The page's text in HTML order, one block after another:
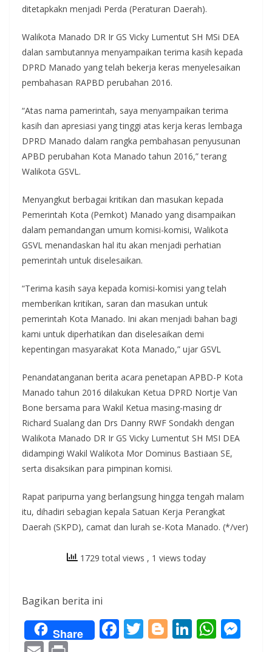
ditetapkakn menjadi Perda (Peraturan Daerah).
Walikota Manado DR Ir GS Vicky Lumentut SH MSi DEA
dalan sambutannya menyampaikan terima kasih kepada
DPRD Manado yang telah bekerja keras menyelesaikan
pembahasan RAPBD perubahan 2016.
“Atas nama pamerintah, saya menyampaikan terima
kasih dan apresiasi yang tinggi atas kerja keras lembaga
DPRD Manado dalam rangka pembahasan penyusunan
APBD perubahan Kota Manado tahun 2016,” terang
Walikota GSVL.
Menyangkut berbagai kritikan dan masukan kepada
Pemerintah Kota (Pemkot) Manado yang disampaikan
dalam pemandangan umum komisi-komisi, Walikota
GSVL menandaskan hal itu akan menjadi perhatian
pemerintah untuk diselesaikan.
“Terima kasih saya kepada komisi-komisi yang telah
memberikan kritikan, saran dan masukan untuk
pemerintah Kota Manado. Ini akan menjadi bahan bagi
kami untuk diperhatikan dan diselesaikan demi
kepentingan masyarakat Kota Manado,” ujar GSVL
Penandatanganan berita acara penetapan APBD-P Kota
Manado tahun 2016 dilakukan Ketua DPRD Nortje Van
Bone bersama para Wakil Ketua masing-masing dr
Richard Sualang dan Drs Danny RWF Sondakh dengan
Walikota Manado DR Ir GS Vicky Lumentut SH MSI DEA
didampingi Wakil Walikota Mor Dominus Bastiaan SE,
serta disaksikan para pimpinan komisi.
Rapat paripurna yang berlangsung hingga tengah malam
itu, dihadiri sebagian kepala Satuan Kerja Perangkat
Daerah (SKPD), camat dan lurah se-Kota Manado. (*/ver)
1729 total views , 1 views today
Bagikan berita ini
Share F T Bl Li W